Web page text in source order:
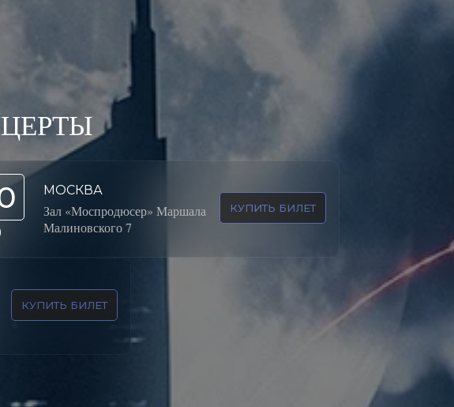
КУПИТЬ БИЛЕТ
МОСКВА
Зал «Моспродюсер» Маршала
Малиновского 7
КУПИТЬ БИЛЕТ